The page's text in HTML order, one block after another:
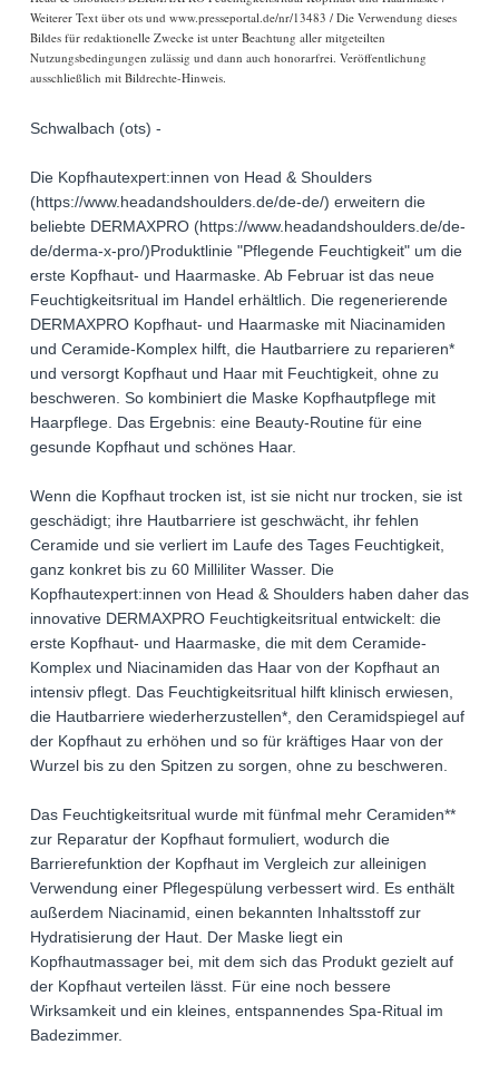
Weiterer Text über ots und www.presseportal.de/nr/13483 / Die Verwendung dieses
Bildes für redaktionelle Zwecke ist unter Beachtung aller mitgeteilten
Nutzungsbedingungen zulässig und dann auch honorarfrei. Veröffentlichung
ausschließlich mit Bildrechte-Hinweis.
Schwalbach (ots) -
Die Kopfhautexpert:innen von Head & Shoulders
(https://www.headandshoulders.de/de-de/) erweitern die
beliebte DERMAXPRO (https://www.headandshoulders.de/de-
de/derma-x-pro/)Produktlinie "Pflegende Feuchtigkeit" um die
erste Kopfhaut- und Haarmaske. Ab Februar ist das neue
Feuchtigkeitsritual im Handel erhältlich. Die regenerierende
DERMAXPRO Kopfhaut- und Haarmaske mit Niacinamiden
und Ceramide-Komplex hilft, die Hautbarriere zu reparieren*
und versorgt Kopfhaut und Haar mit Feuchtigkeit, ohne zu
beschweren. So kombiniert die Maske Kopfhautpflege mit
Haarpflege. Das Ergebnis: eine Beauty-Routine für eine
gesunde Kopfhaut und schönes Haar.
Wenn die Kopfhaut trocken ist, ist sie nicht nur trocken, sie ist
geschädigt; ihre Hautbarriere ist geschwächt, ihr fehlen
Ceramide und sie verliert im Laufe des Tages Feuchtigkeit,
ganz konkret bis zu 60 Milliliter Wasser. Die
Kopfhautexpert:innen von Head & Shoulders haben daher das
innovative DERMAXPRO Feuchtigkeitsritual entwickelt: die
erste Kopfhaut- und Haarmaske, die mit dem Ceramide-
Komplex und Niacinamiden das Haar von der Kopfhaut an
intensiv pflegt. Das Feuchtigkeitsritual hilft klinisch erwiesen,
die Hautbarriere wiederherzustellen*, den Ceramidspiegel auf
der Kopfhaut zu erhöhen und so für kräftiges Haar von der
Wurzel bis zu den Spitzen zu sorgen, ohne zu beschweren.
Das Feuchtigkeitsritual wurde mit fünfmal mehr Ceramiden**
zur Reparatur der Kopfhaut formuliert, wodurch die
Barrierefunktion der Kopfhaut im Vergleich zur alleinigen
Verwendung einer Pflegespülung verbessert wird. Es enthält
außerdem Niacinamid, einen bekannten Inhaltsstoff zur
Hydratisierung der Haut. Der Maske liegt ein
Kopfhautmassager bei, mit dem sich das Produkt gezielt auf
der Kopfhaut verteilen lässt. Für eine noch bessere
Wirksamkeit und ein kleines, entspannendes Spa-Ritual im
Badezimmer.